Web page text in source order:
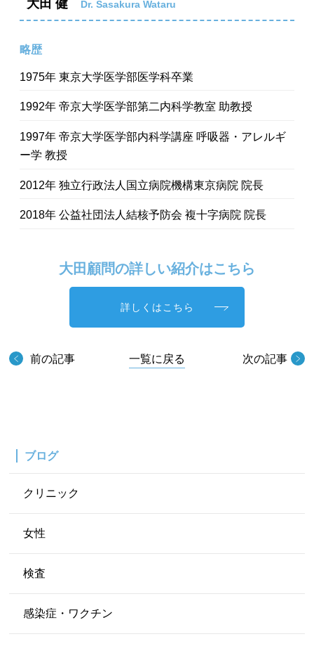
大田 健 Dr. Sasakura Wataru
略歴
1975年 東京大学医学部医学科卒業
1992年 帝京大学医学部第二内科学教室 助教授
1997年 帝京大学医学部内科学講座 呼吸器・アレルギ
ー学 教授
2012年 独立行政法人国立病院機構東京病院 院長
2018年公益社団法人結核予防会 複十字病院 院長
大田顧問の詳しい紹介はこちら
詳しくはこちら
前の記事 一覧に戻る 次の記事
ブログ
クリニック
女性
検査
感染症・ワクチン